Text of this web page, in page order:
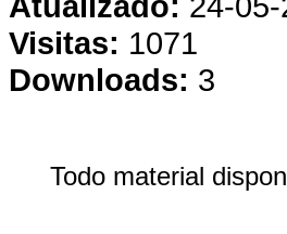
Visitas: 1071
Downloads: 3
Todo material